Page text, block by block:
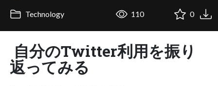
Technology 110 0
自分のTwitter利用を振り
返ってみる